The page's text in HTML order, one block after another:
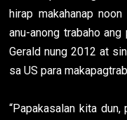
hirap makahanap
anu-anong trabaho
Gerald nung 2012 at
sa US para
“Papakasalan kita